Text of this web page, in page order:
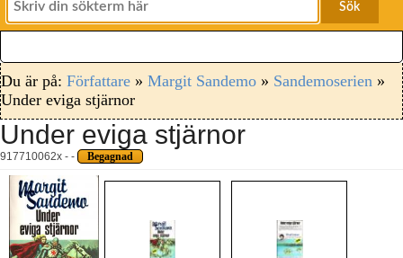
Sök
Du är på: Författare » Margit Sandemo » Sandemoserien »
Under eviga stjärnor
Under eviga stjärnor
917710062x - - Begagnad